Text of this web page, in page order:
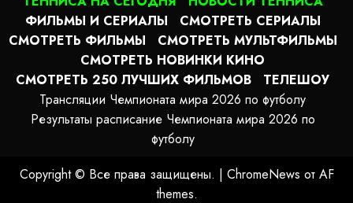
ФИЛЬМЫ И СЕРИАЛЫ
СМОТРЕТЬ СЕРИАЛЫ
СМОТРЕТЬ ФИЛЬМЫ
СМОТРЕТЬ МУЛЬТФИЛЬМЫ
СМОТРЕТЬ НОВИНКИ КИНО
СМОТРЕТЬ 250 ЛУЧШИХ ФИЛЬМОВ
ТЕЛЕШОУ
Трансляции Чемпионата мира 2026 по футболу
Результаты расписание Чемпионата мира 2026 по
футболу
Copyright © Все права защищены. | ChromeNews от AF
themes.